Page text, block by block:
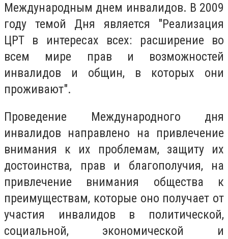
Международным днем инвалидов. В 2009
году темой Дня является "Реализация
ЦРТ в интересах всех: расширение во
всем мире прав и возможностей
инвалидов и общин, в которых они
проживают".
Проведение Международного дня
инвалидов направлено на привлечение
внимания к их проблемам, защиту их
достоинства, прав и благополучия, на
привлечение внимания общества к
преимуществам, которые оно получает от
участия инвалидов в политической,
социальной, экономической и